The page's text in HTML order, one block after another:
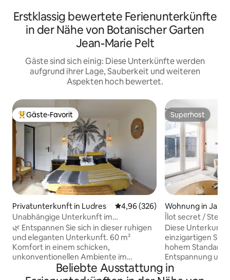
Erstklassig bewertete Ferienunterkünfte
in der Nähe von Botanischer Garten
Jean-Marie Pelt
Gäste sind sich einig: Diese Unterkünfte werden
aufgrund ihrer Lage, Sauberkeit und weiteren
Aspekten hoch bewertet.
Beliebter Gäste-Favorit.
Gäste-Favorit
Privatunterkunft in Ludres Durchschnittliche Bewertung:
4,96 (326)
Unabhängige Unterkunft im
Erdgeschoss
🌿 Entspannen Sie sich in dieser ruhigen
und eleganten Unterkunft. 60 m²
Komfort in einem schicken,
unkonventionellen Ambiente im
Erdgeschoss mit Terrasse und privatem
Parkplatz. 🌼 🌳In einer grünen und
Superhost
Superhost
Wohnung in
range
Îlot secret / Steh-
Romantisches
Diese Unterkunft
einzigartigen Stil.
hohem Standard
Entspannung
luxuriösen Kontext. Ein
Wohnzimmer mit
Beliebte Ausstattung in